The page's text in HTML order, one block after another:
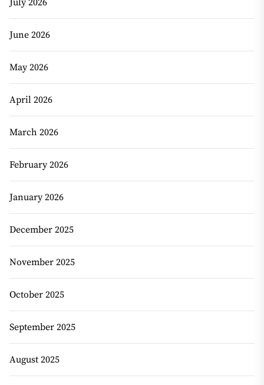
June 2026
May 2026
April 2026
March 2026
February 2026
January 2026
December 2025
November 2025
October 2025
September 2025
August 2025